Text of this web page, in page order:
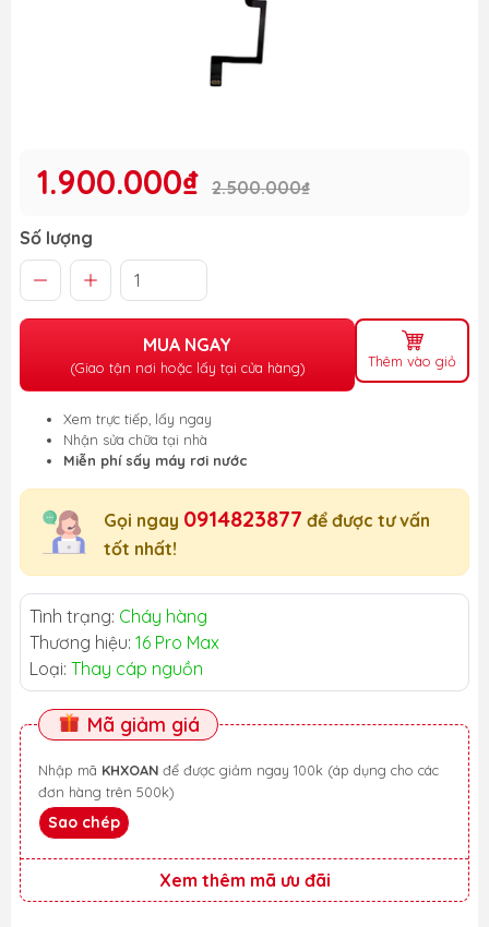
1.900.000₫ 2.500.000₫
Số lượng
MUA NGAY
(Giao tận nơi hoặc lấy tại cửa hàng) Thêm vào giỏ
Xem trực tiếp, lấy ngay
Nhận sửa chữa tại nhà
Miễn phí sấy máy rơi nước
Gọi ngay 0914823877 để được tư vấn
tốt nhất!
Tình trạng: Cháy hàng
Thương hiệu: 16 Pro Max
Loại: Thay cáp nguồn
Mã giảm giá
Nhập mã KHXOAN
đơn hàng trên 500k)
Sao chép
Xem thêm mã ưu đãi